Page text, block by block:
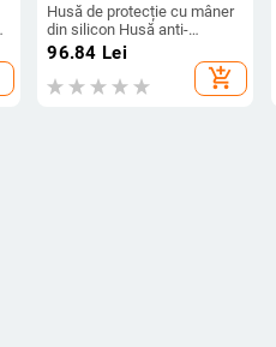
Husă de protecție cu mâner
din silicon Husă anti-
zgârieturi pentru DJI Osmo
Mobile 6 Accesorii pentru
cardan rezistent la zgârieturi
96.84 Lei
add_shopping_cart